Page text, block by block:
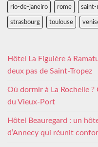
rio-de-janeiro rome saint-
strasbourg toulouse
Hôtel La Figuière à
deux pas de Saint-Tropez
Où dormir à La Rochelle
du Vieux-Port
Hôtel Beauregard : un
d’Annecy qui réunit